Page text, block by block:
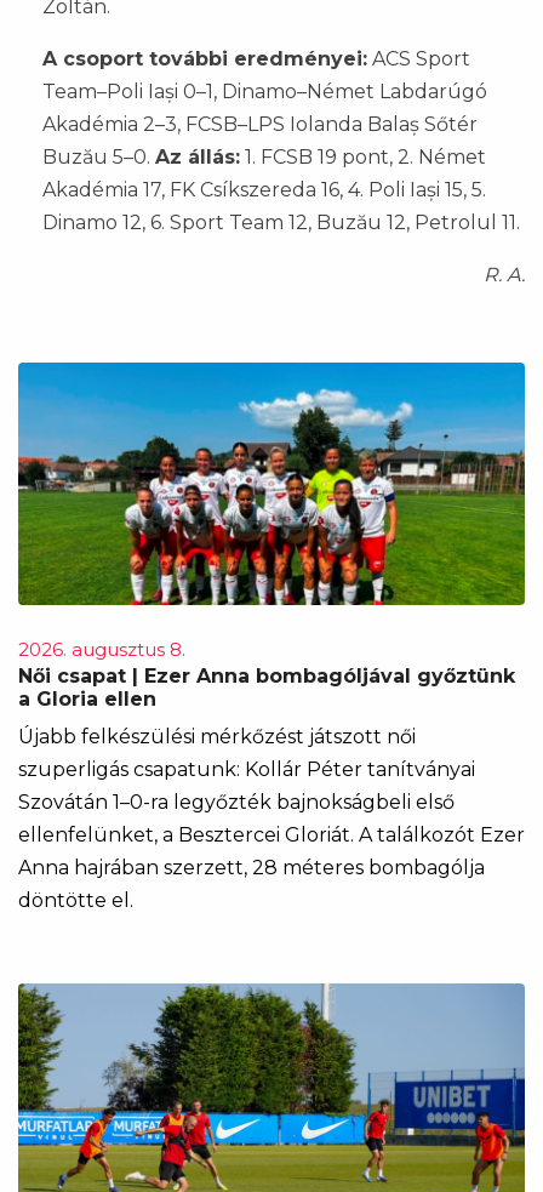
Zoltán.
A csoport további eredményei: ACS Sport
Team–Poli Iași 0–1, Dinamo–Német Labdarúgó
Akadémia 2–3, FCSB–LPS Iolanda Balaș Sőtér
Buzău 5–0. Az állás: 1. FCSB 19 pont, 2. Német
Akadémia 17, FK Csíkszereda 16, 4. Poli Iași 15, 5.
Dinamo 12, 6. Sport Team 12, Buzău 12, Petrolul 11.
R. A.
2026. augusztus 8.
Női csapat | Ezer Anna bombagóljával győztünk
a Gloria ellen
Újabb felkészülési mérkőzést játszott női
szuperligás csapatunk: Kollár Péter tanítványai
Szovátán 1–0-ra legyőzték bajnokságbeli első
ellenfelünket, a Besztercei Gloriát. A találkozót Ezer
Anna hajrában szerzett, 28 méteres bombagólja
döntötte el.